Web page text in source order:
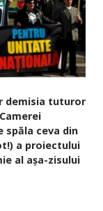
demisia tuturor
spăla ceva din
a proiectului
al așa-zisului